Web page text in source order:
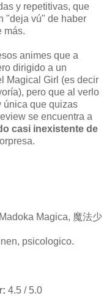
y repetitivas, que
"deja vú" de haber
más.
animes que a
dirigido a un
Magical Girl (es decir
pero que al verlo
única que quizas
se encuentra a
casi inexistente de
Magica, 魔法少
psicologico.
4.5 / 5.0